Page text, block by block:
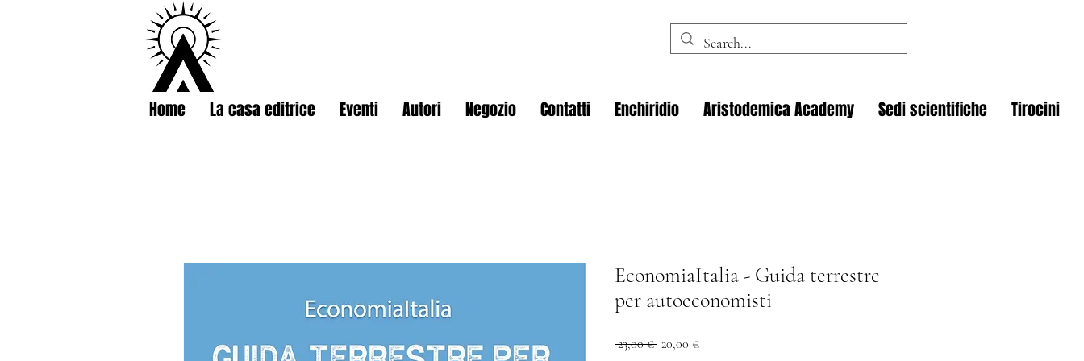
Home La casa editrice Eventi Autori Negozio Contatti Enchiridio Aristodemica Academy Sedi scientifiche Tirocini
EconomiaItalia - Guida terrestre
per autoeconomisti
23,00 € Prezzo
20,00 €Prezzo